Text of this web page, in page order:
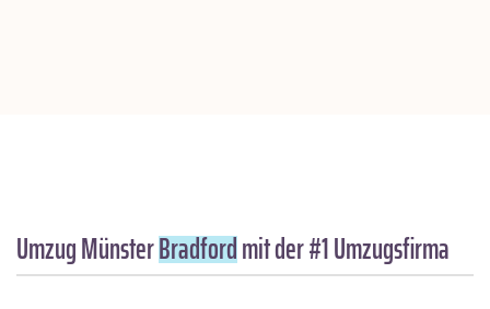
Umzug MünsterBradfordmit der #1 Umzugsfirma